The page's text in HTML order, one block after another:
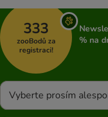
333
zooBodů za
registraci!
% na
Vyberte prosím